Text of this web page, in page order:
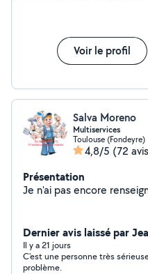
Voir le profil
Salva Moreno
Multiservices
Toulouse (Fondeyre)
4,8/5 (72
Présentation
Dernier avis laissé par
Il y a 21 jours
C'est une personne très
problème.